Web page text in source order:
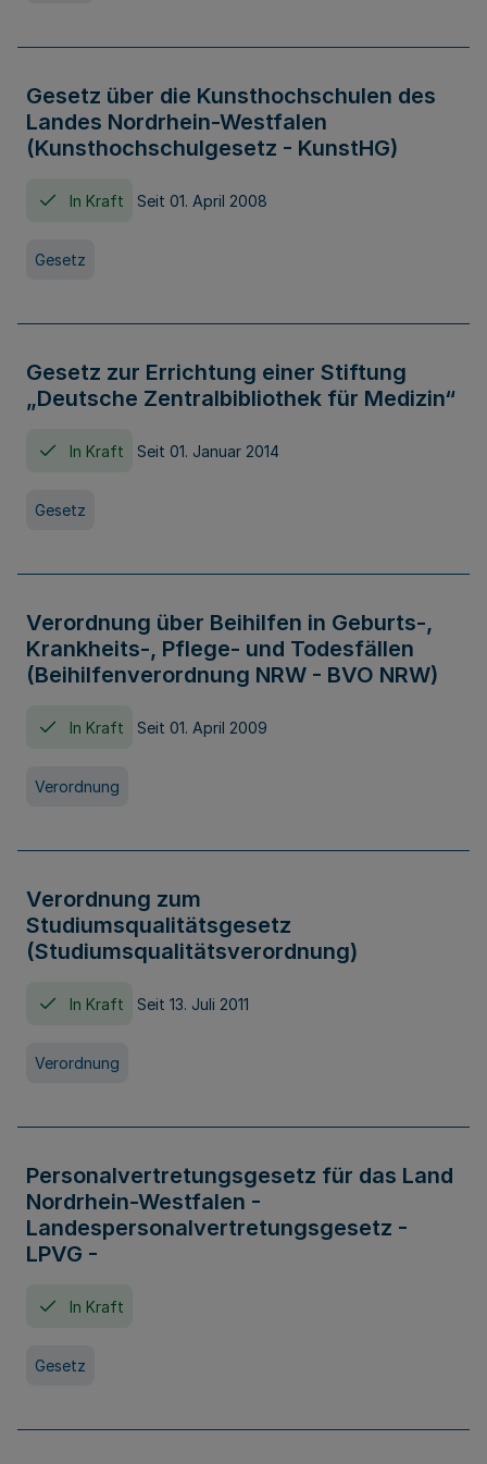
Gesetz über die Kunsthochschulen des
Landes Nordrhein-Westfalen
(Kunsthochschulgesetz - KunstHG)
In Kraft Seit 01. April 2008
Gesetz
Gesetz zur Errichtung einer Stiftung
„Deutsche Zentralbibliothek für Medizin“
In Kraft Seit 01. Januar 2014
Gesetz
Verordnung über Beihilfen in Geburts-,
Krankheits-, Pflege- und Todesfällen
(Beihilfenverordnung NRW - BVO NRW)
In Kraft Seit 01. April 2009
Verordnung
Verordnung zum
Studiumsqualitätsgesetz
(Studiumsqualitätsverordnung)
In Kraft Seit 13. Juli 2011
Verordnung
Personalvertretungsgesetz für das Land
Nordrhein-Westfalen -
Landespersonalvertretungsgesetz -
LPVG -
In Kraft
Gesetz